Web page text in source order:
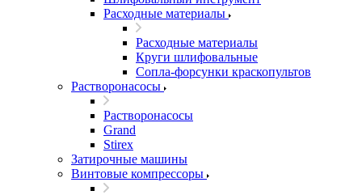
Расходные материалы
Расходные материалы
Круги шлифовальные
Сопла-форсунки краскопультов
Растворонасосы
Растворонасосы
Grand
Stirex
Затирочные машины
Винтовые компрессоры